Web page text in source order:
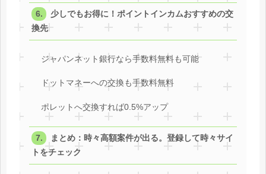
少しでもお得に！ポイントインカムおすすめの交
換先
ジャパンネット銀行なら手数料無料も可能
ドットマネーへの交換も手数料無料
ポレットへ交換すれば0.5%アップ
まとめ：時々高額案件が出る。登録して時々サイ
トをチェック